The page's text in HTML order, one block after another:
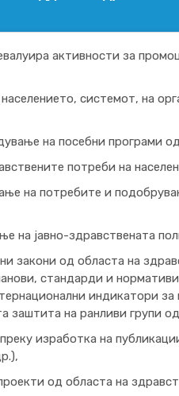
активности за
системот, на
на посебни програми
потреби на
на потребите и
на јавно-здравствената
закони од областа на
стандарди и
индикатори за
заштита на ранливи групи
изработка на
од областа на